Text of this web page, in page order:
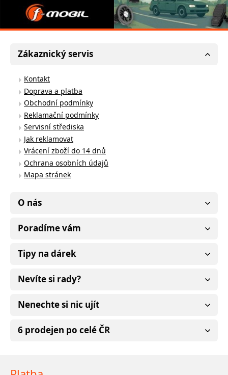
Zákaznický servis
Kontakt
Doprava a platba
Obchodní podmínky
Reklamační podmínky
Servisní střediska
Jak reklamovat
Vrácení zboží do 14 dnů
Ochrana osobních údajů
Mapa stránek
O nás
Poradíme vám
Tipy na dárek
Nevíte si rady?
Nenechte si nic ujít
6 prodejen po celé ČR